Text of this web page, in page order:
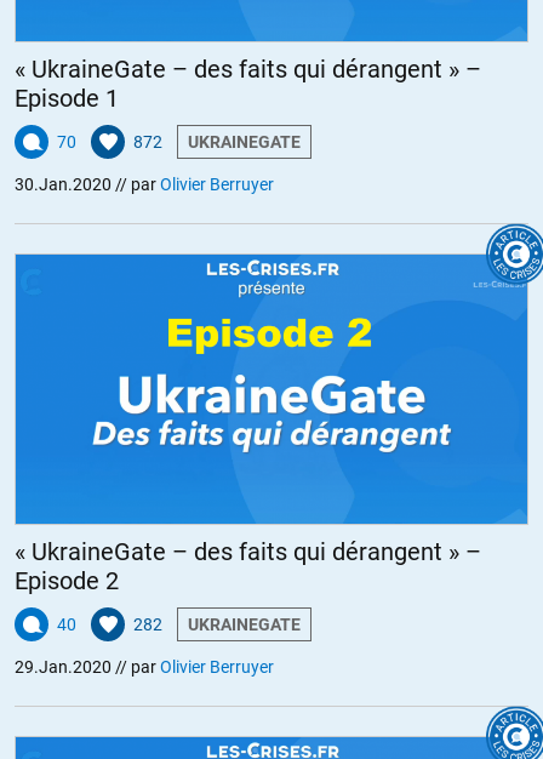
« UkraineGate – des faits qui dérangent » –
Episode 1
70 872 UKRAINEGATE
30.Jan.2020 // parOlivier Berruyer
« UkraineGate – des faits qui dérangent » –
Episode 2
40 282 UKRAINEGATE
29.Jan.2020 // parOlivier Berruyer